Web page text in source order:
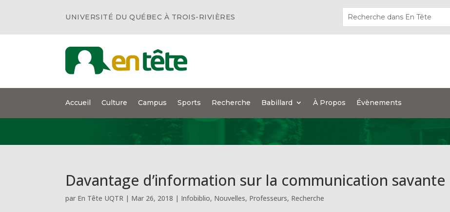
UNIVERSITÉ DU QUÉBEC À TROIS-RIVIÈRES
Accueil Culture Campus Sports Recherche Babillard À Propos Évènements
Davantage d’information sur la communication savante
par En Tête UQTR | Mar 26, 2018 | Infobiblio, Nouvelles, Professeurs, Recherche